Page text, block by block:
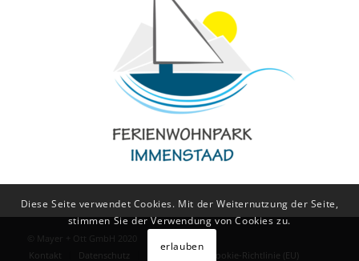
© Mayer + Ott GmbH 2020
Kontakt
Datenschutz Cookie-Richtlinie (EU)
Diese Seite verwendet Cookies. Mit der Weiternutzung der Seite,
stimmen Sie der Verwendung von Cookies zu.
erlauben